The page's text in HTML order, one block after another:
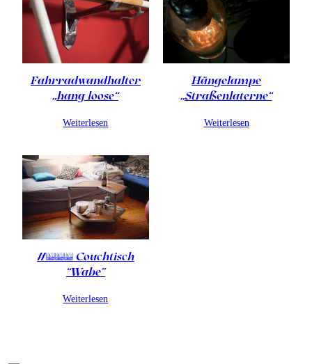
Fahrradwandhalter
„hang loose“
Weiterlesen
Hängelampe
„Straßenlaterne“
Weiterlesen
#001 Couchtisch
“Wabe”
Weiterlesen